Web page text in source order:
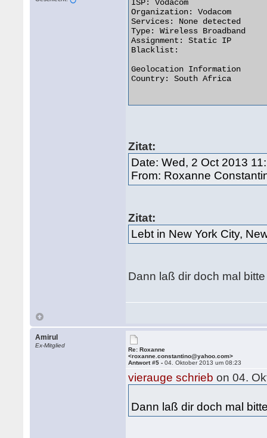
ISP: Vodacom
Organization: Vodacom
Services: None detected
Type: Wireless Broadband
Assignment: Static IP
Blacklist:
Geolocation Information
Country: South Africa
Zitat:
Date: Wed, 2 Oct 2013
From: Roxanne
Zitat:
Lebt in New York City,
Dann laß dir doch mal
Amirul
Ex-Mitglied
Re: Roxanne
<roxanne.constantino@yahoo.com>
Antwort #5 -04. Oktober 2013 um 08:23
vierauge schrieb on 04.
Dann laß dir doch mal